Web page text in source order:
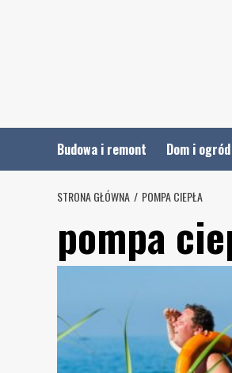
Budowa i remont Dom i ogród
STRONA GŁÓWNA POMPA CIEPŁA
pompa